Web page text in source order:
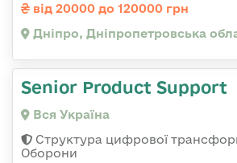
від 20000 до 120000 грн
Дніпро, Дніпропетровська
Senior Product Support
Вся Україна
Структура цифрової
Оборони